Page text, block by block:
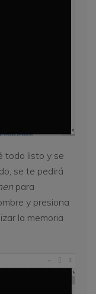
todo listo y se
se te pedirá
para
y presiona
la memoria